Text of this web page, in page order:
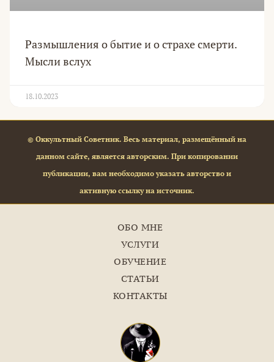
Размышления о бытие и о страхе смерти.
Мысли вслух
18.10.2023
© Оккультный Советник. Весь материал, размещённый на
данном сайте, является авторским. При копировании
публикации, вам необходимо указать авторство и
активную ссылку на источник.
ОБО МНЕ
УСЛУГИ
ОБУЧЕНИЕ
СТАТЬИ
КОНТАКТЫ